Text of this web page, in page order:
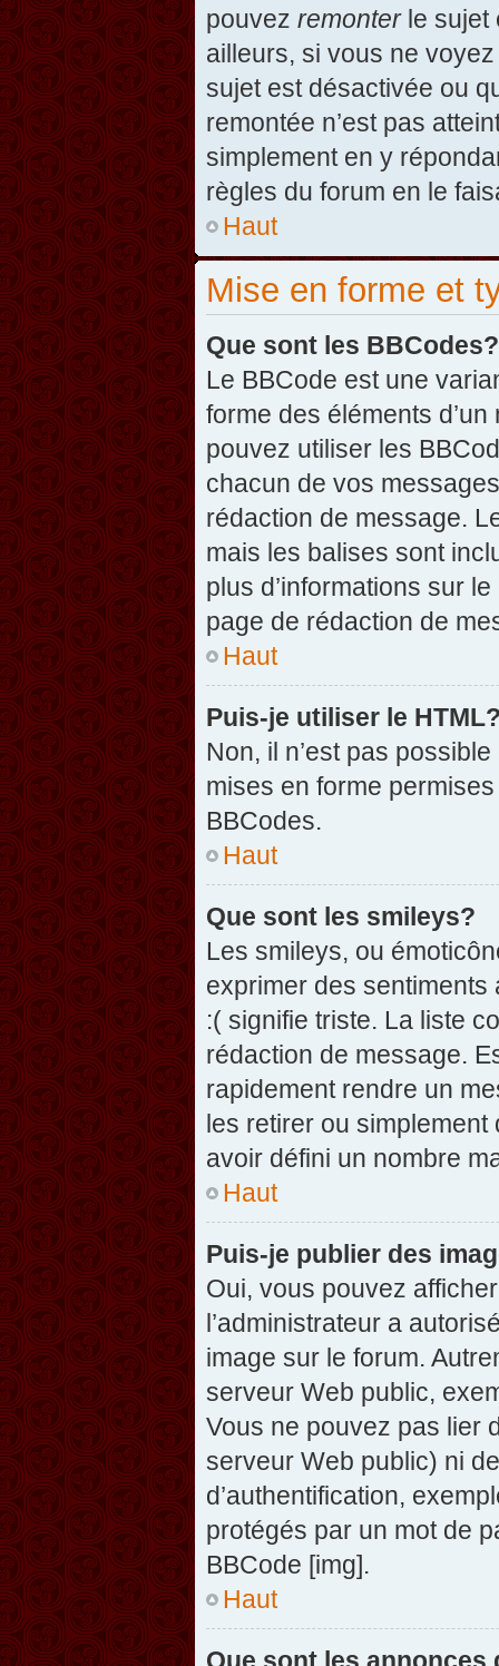
pouvez remonterle sujet
ailleurs, si vous ne
sujet est désactivée ou
remontée n’est pas
simplement en y
règles du forum en le
Haut
Mise en forme et
Que sont les BBCodes?
Le BBCode est une
forme des éléments
pouvez utiliser les
chacun de vos
rédaction de message.
mais les balises sont
plus d’informations sur
page de rédaction de
Haut
Puis-je utiliser le
Non, il n’est pas
mises en forme
BBCodes.
Haut
Que sont les smileys?
Les smileys, ou
exprimer des
:( signifie triste. La liste
rédaction de message.
rapidement rendre un
les retirer ou simplement
avoir défini un nombre
Haut
Puis-je publier des
Oui, vous pouvez
l’administrateur a
image sur le forum.
serveur Web public,
Vous ne pouvez pas lier
serveur Web public) ni
d’authentification,
protégés par un mot de
BBCode [img].
Haut
Que sont les annonces